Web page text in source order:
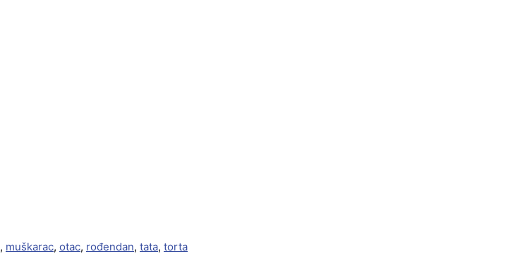
, muškarac, otac, rođendan, tata, torta